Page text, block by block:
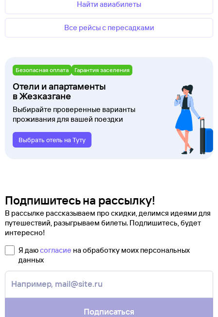
Найти авиабилеты
Все рейсы с пересадками
Безопасная оплата Гарантия заселения
Отели и апартаменты
в Жезказгане
Выбирайте проверенные варианты
проживания для вашей поездки
Выбрать отель на Туту
Подпишитесь на рассылку!
В рассылке рассказываем про скидки, делимся идеями для
путешествий, разыгрываем билеты. Подпишитесь, будет
интересно!
Я даюсогласие на обработку моих персональных
данных
Подписаться